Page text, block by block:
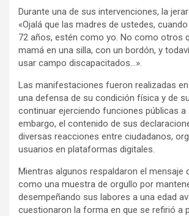
Durante una de sus intervenciones, la
«Ojalá que las madres de ustedes,
72 años, estén como yo. No como otros
mamá en una silla, con un bordón, y
usar campo discapacitados…».
Las manifestaciones fueron realizadas
una defensa de su condición física y de
continuar ejerciendo funciones públicas a
embargo, el contenido de sus
diversas reacciones entre ciudadanos,
usuarios en plataformas digitales.
Mientras algunos respaldaron el mensaje
como una muestra de orgullo por
desempeñando sus labores a una edad
cuestionaron la forma en que se refirió a